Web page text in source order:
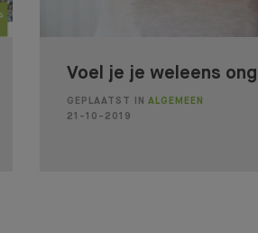
Voel je je weleens
GEPLAATST INALGEMEEN
21-10-2019